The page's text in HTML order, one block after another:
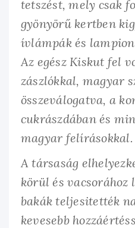
tetszést, mely csak
gyönyörű kertben
ívlámpák és
Az egész Kiskut fel
zászlókkal, magyar
összeválogatva, a
cukrászdában és
magyar felírásokkal.
A társaság
körül és vacsorához
bakák teljesitették
kevesebb